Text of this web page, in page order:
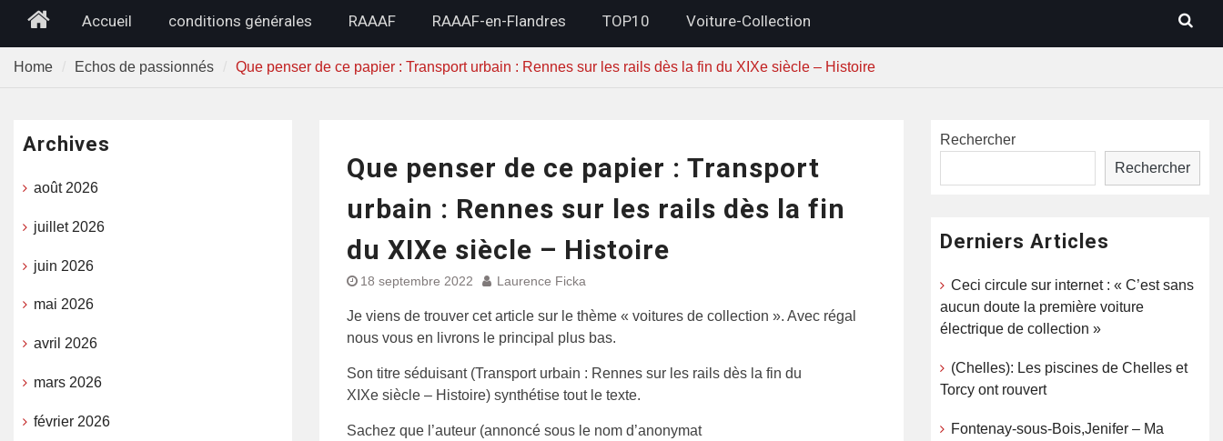
HomeAccueil conditions générales RAAAF RAAAF-en-Flandres TOP10 Voiture-Collection
Home Echos de passionnés Que penser de ce papier : Transport urbain : Rennes sur les rails dès la fin du XIXe siècle – Histoire
Que penser de ce papier : Transport
urbain : Rennes sur les rails dès la fin
du XIXe siècle – Histoire
18 septembre 2022 Laurence Ficka
Je viens de trouver cet article sur le thème « voitures de collection ». Avec régal
nous vous en livrons le principal plus bas.
Son titre séduisant (Transport urbain : Rennes sur les rails dès la fin du
XIXe siècle – Histoire) synthétise tout le texte.
Sachez que l’auteur (annoncé sous le nom d’anonymat
Rechercher
Rechercher
Derniers Articles
Ceci circule sur internet : « C’est sans
aucun doute la première voiture
électrique de collection »
(Chelles): Les piscines de Chelles et
Torcy ont rouvert
Fontenay-sous-Bois,Jenifer – Ma
Archives
août 2026
juillet 2026
juin 2026
mai 2026
avril 2026
mars 2026
février 2026